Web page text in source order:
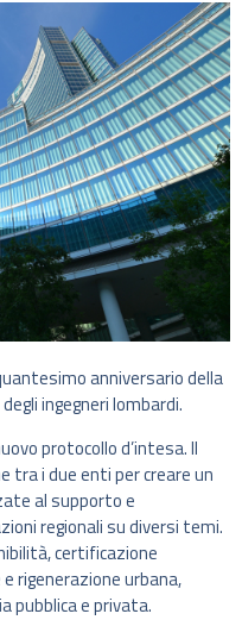
anniversario della
ingegneri lombardi.
protocollo d’intesa. Il
tra i due enti per creare un
al supporto e
regionali su diversi temi.
certificazione
rigenerazione urbana,
pubblica e privata.